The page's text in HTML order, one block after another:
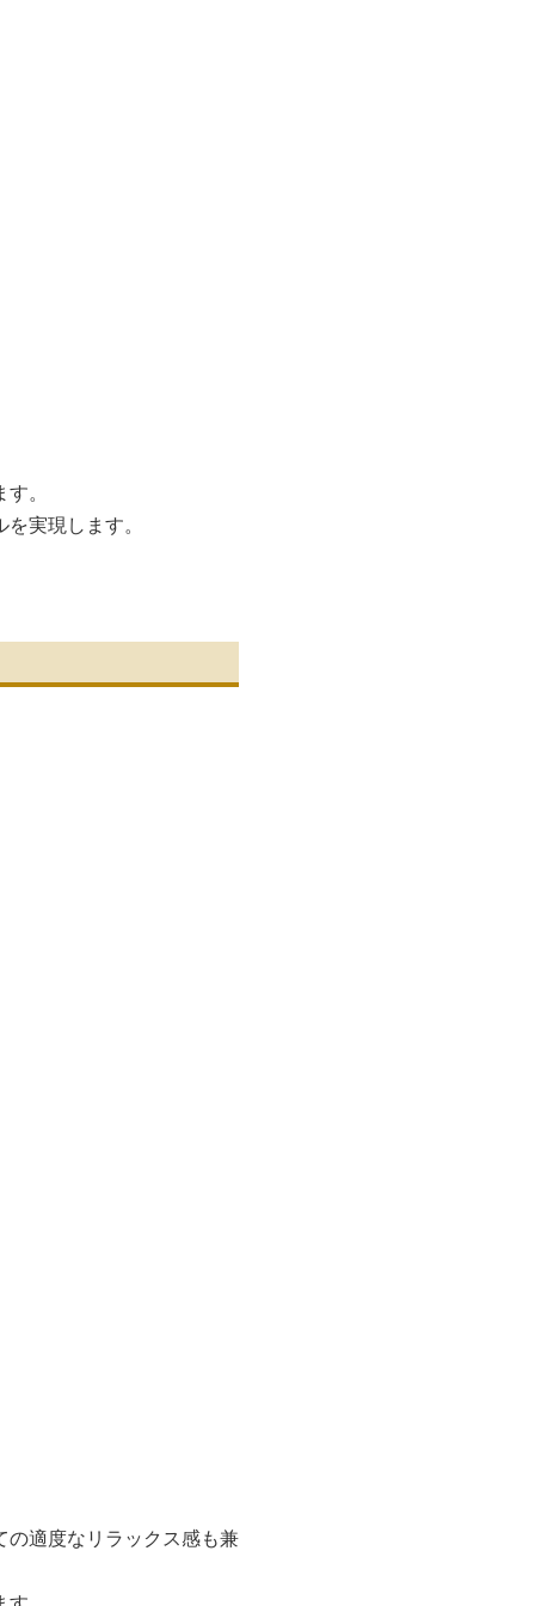
。
実現します。
適度なリラックス感も兼